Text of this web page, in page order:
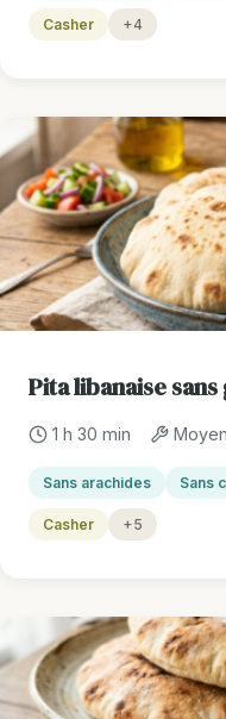
Casher +4
Pita libanaise
1 h 30 min Moyen
Sans arachides Sans
Casher +5